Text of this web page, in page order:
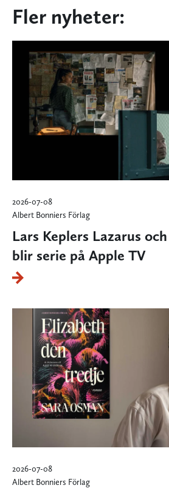
Fler nyheter:
2026-07-08
Albert Bonniers Förlag
Lars Keplers Lazarus
blir serie på Apple TV
2026-07-08
Albert Bonniers Förlag